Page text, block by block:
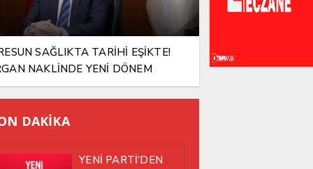
SAĞLIKTA TARİHİ EŞİKTE!
NAKLİNDE YENİ DÖNEM
DAKİKA
YENİ PARTİ’DEN